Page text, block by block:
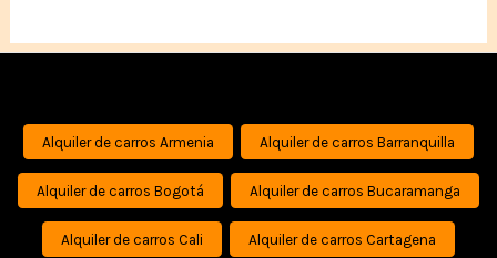
Alquiler de carros Armenia Alquiler de carros Barranquilla
Alquiler de carros Bogotá Alquiler de carros Bucaramanga
Alquiler de carros Cali Alquiler de carros Cartagena